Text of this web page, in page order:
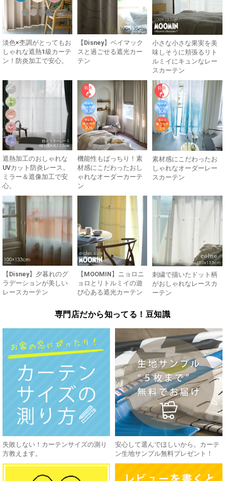
淡色×杢調がとってもお
しゃれな遮熱1級カーテ
ン！防炎加工で安心。
【Disney】ベイマック
スと過ごせる遮光カー
テン
小さな小さな果実を美
味しそうに頬張るリト
ルミイにキュンなレー
スカーテン
遮熱加工のおしゃれな
UVカット防炎レース。
ミラー＆遮像加工で安
心。
機能性もばっちり！素
材感にこだわったおし
ゃれなオーダーカーテ
ン
素材感にこだわったお
しゃれなオーダーレー
スカーテン
【Disney】夕暮れのグ
ラデーションが美しい
レースカーテン
【MOOMIN】ニョロニ
ョロとリトルミイの遊
び心ある遮光カーテン
刺繍で描いたドット柄
がおしゃれなレースカ
ーテン
専門店だから知ってる！豆知識
失敗しない！カーテンサイズの測り
方教えます。
安心して選んでほしいから。カーテ
ン生地サンプル無料プレゼント！